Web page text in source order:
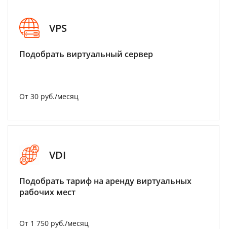
VPS
Подобрать виртуальный сервер
От 30 руб./месяц
VDI
Подобрать тариф на аренду виртуальных
рабочих мест
От 1 750 руб./месяц